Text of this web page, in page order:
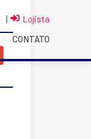
|
Lojista
CONTATO